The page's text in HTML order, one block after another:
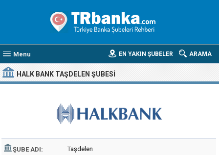
Menu ARAMA
EN YAKIN ŞUBELER
HALK BANK TAŞDELEN ŞUBESI
ŞUBE ADI: Taşdelen